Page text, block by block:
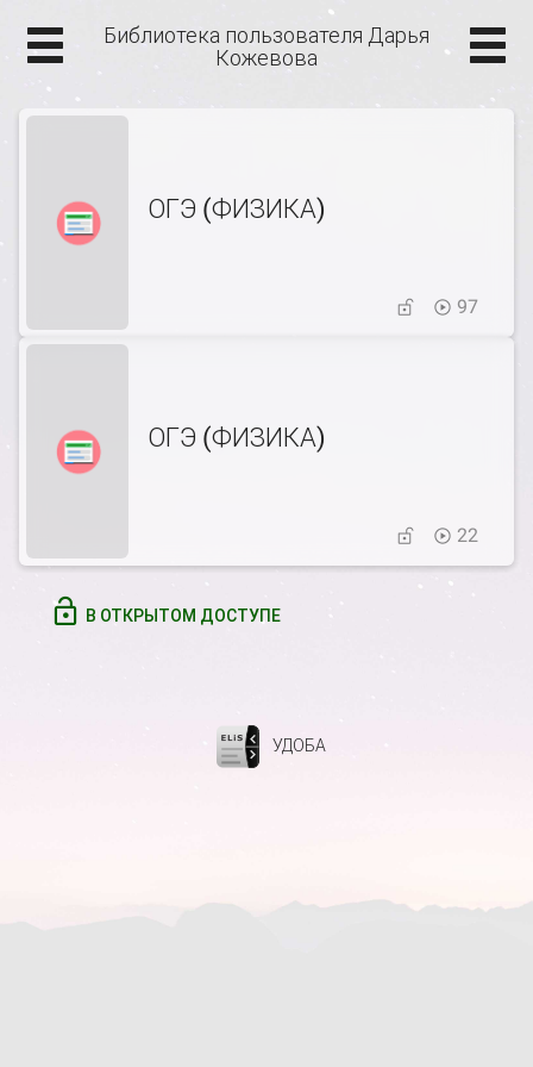
Библиотека пользователя Дарья
Кожевова
ОГЭ (ФИЗИКА)
97
ОГЭ (ФИЗИКА)
22
В ОТКРЫТОМ ДОСТУПЕ
УДОБА